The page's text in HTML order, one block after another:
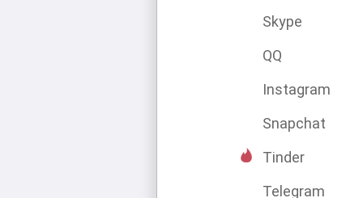
Skype
QQ
Instagram
Snapchat
Tinder
Telegram